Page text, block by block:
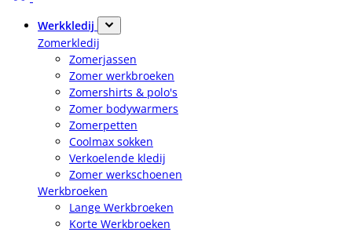
Werkkledij
Zomerkledij
Zomerjassen
Zomer werkbroeken
Zomershirts & polo's
Zomer bodywarmers
Zomerpetten
Coolmax sokken
Verkoelende kledij
Zomer werkschoenen
Werkbroeken
Lange Werkbroeken
Korte Werkbroeken